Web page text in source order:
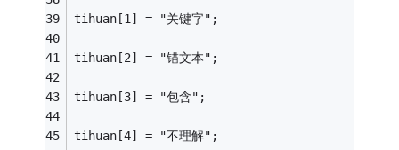
tihuan[1] = "关键字";
tihuan[2] = "锚文本";
tihuan[3] = "包含";
tihuan[4] = "不理解";